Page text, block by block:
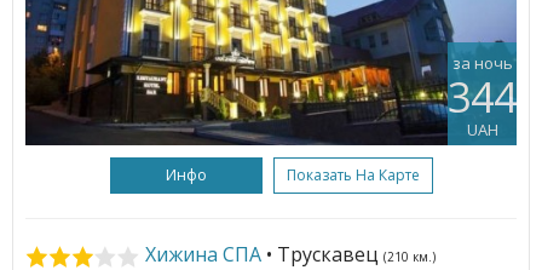
за ночь
344
UAH
Инфо Показать На Карте
Хижина СПА • Трускавец (210 км.)